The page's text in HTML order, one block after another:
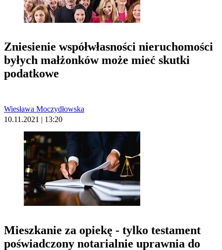
Zniesienie współwłasności nieruchomości
byłych małżonków może mieć skutki
podatkowe
Wiesława Moczydłowska
10.11.2021 | 13:20
Mieszkanie za opiekę - tylko testament
poświadczony notarialnie uprawnia do